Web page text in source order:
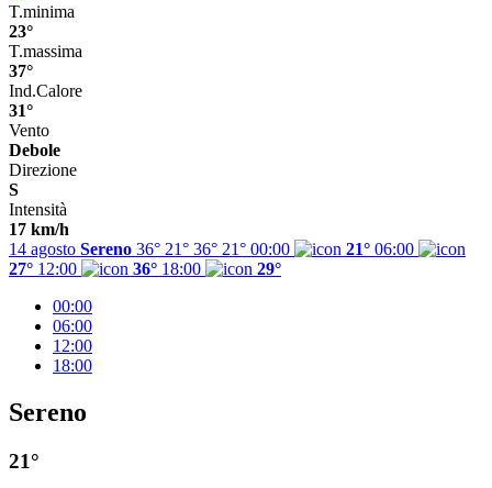
T.minima
23°
T.massima
37°
Ind.Calore
31°
Vento
Debole
Direzione
S
Intensità
17 km/h
14 agosto Sereno 36° 21° 36° 21° 00:00 21° 06:00
27° 12:00 36° 18:00
29°
00:00
06:00
12:00
18:00
Sereno
21°